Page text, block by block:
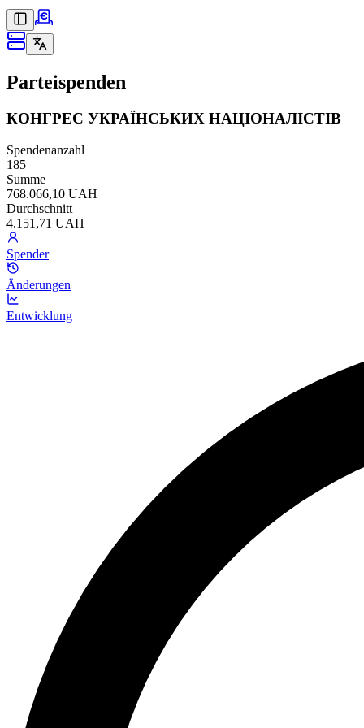
Parteispenden
КОНГРЕС УКРАЇНСЬКИХ НАЦІОНАЛІСТІВ
Spendenanzahl
185
Summe
768.066,10 UAH
Durchschnitt
4.151,71 UAH
Spender
Änderungen
Entwicklung